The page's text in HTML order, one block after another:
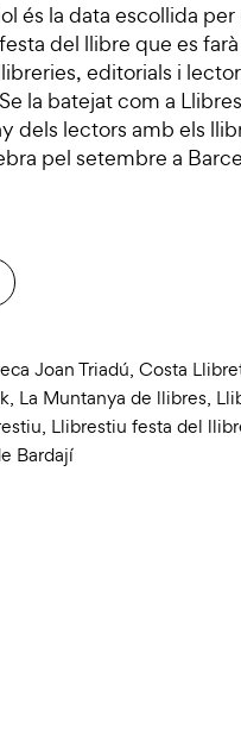
és la data escollida
del llibre que es
editorials i
la batejat com a
dels lectors amb els
pel setembre a
Joan Triadú, Costa
, La Muntanya de llibres,
, Llibrestiu festa del
Bardají